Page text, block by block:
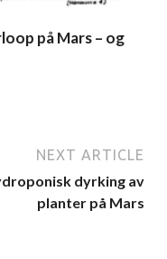
på Mars – og
NEXT ARTICLE
dyrking av
planter på Mars